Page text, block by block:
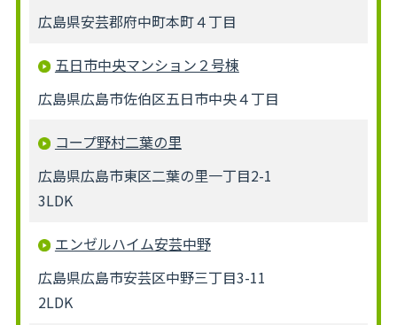
広島県安芸郡府中町本町４丁目
五日市中央マンション２号棟
広島県広島市佐伯区五日市中央４丁目
コープ野村二葉の里
広島県広島市東区二葉の里一丁目2-1
3LDK
エンゼルハイム安芸中野
広島県広島市安芸区中野三丁目3-11
2LDK